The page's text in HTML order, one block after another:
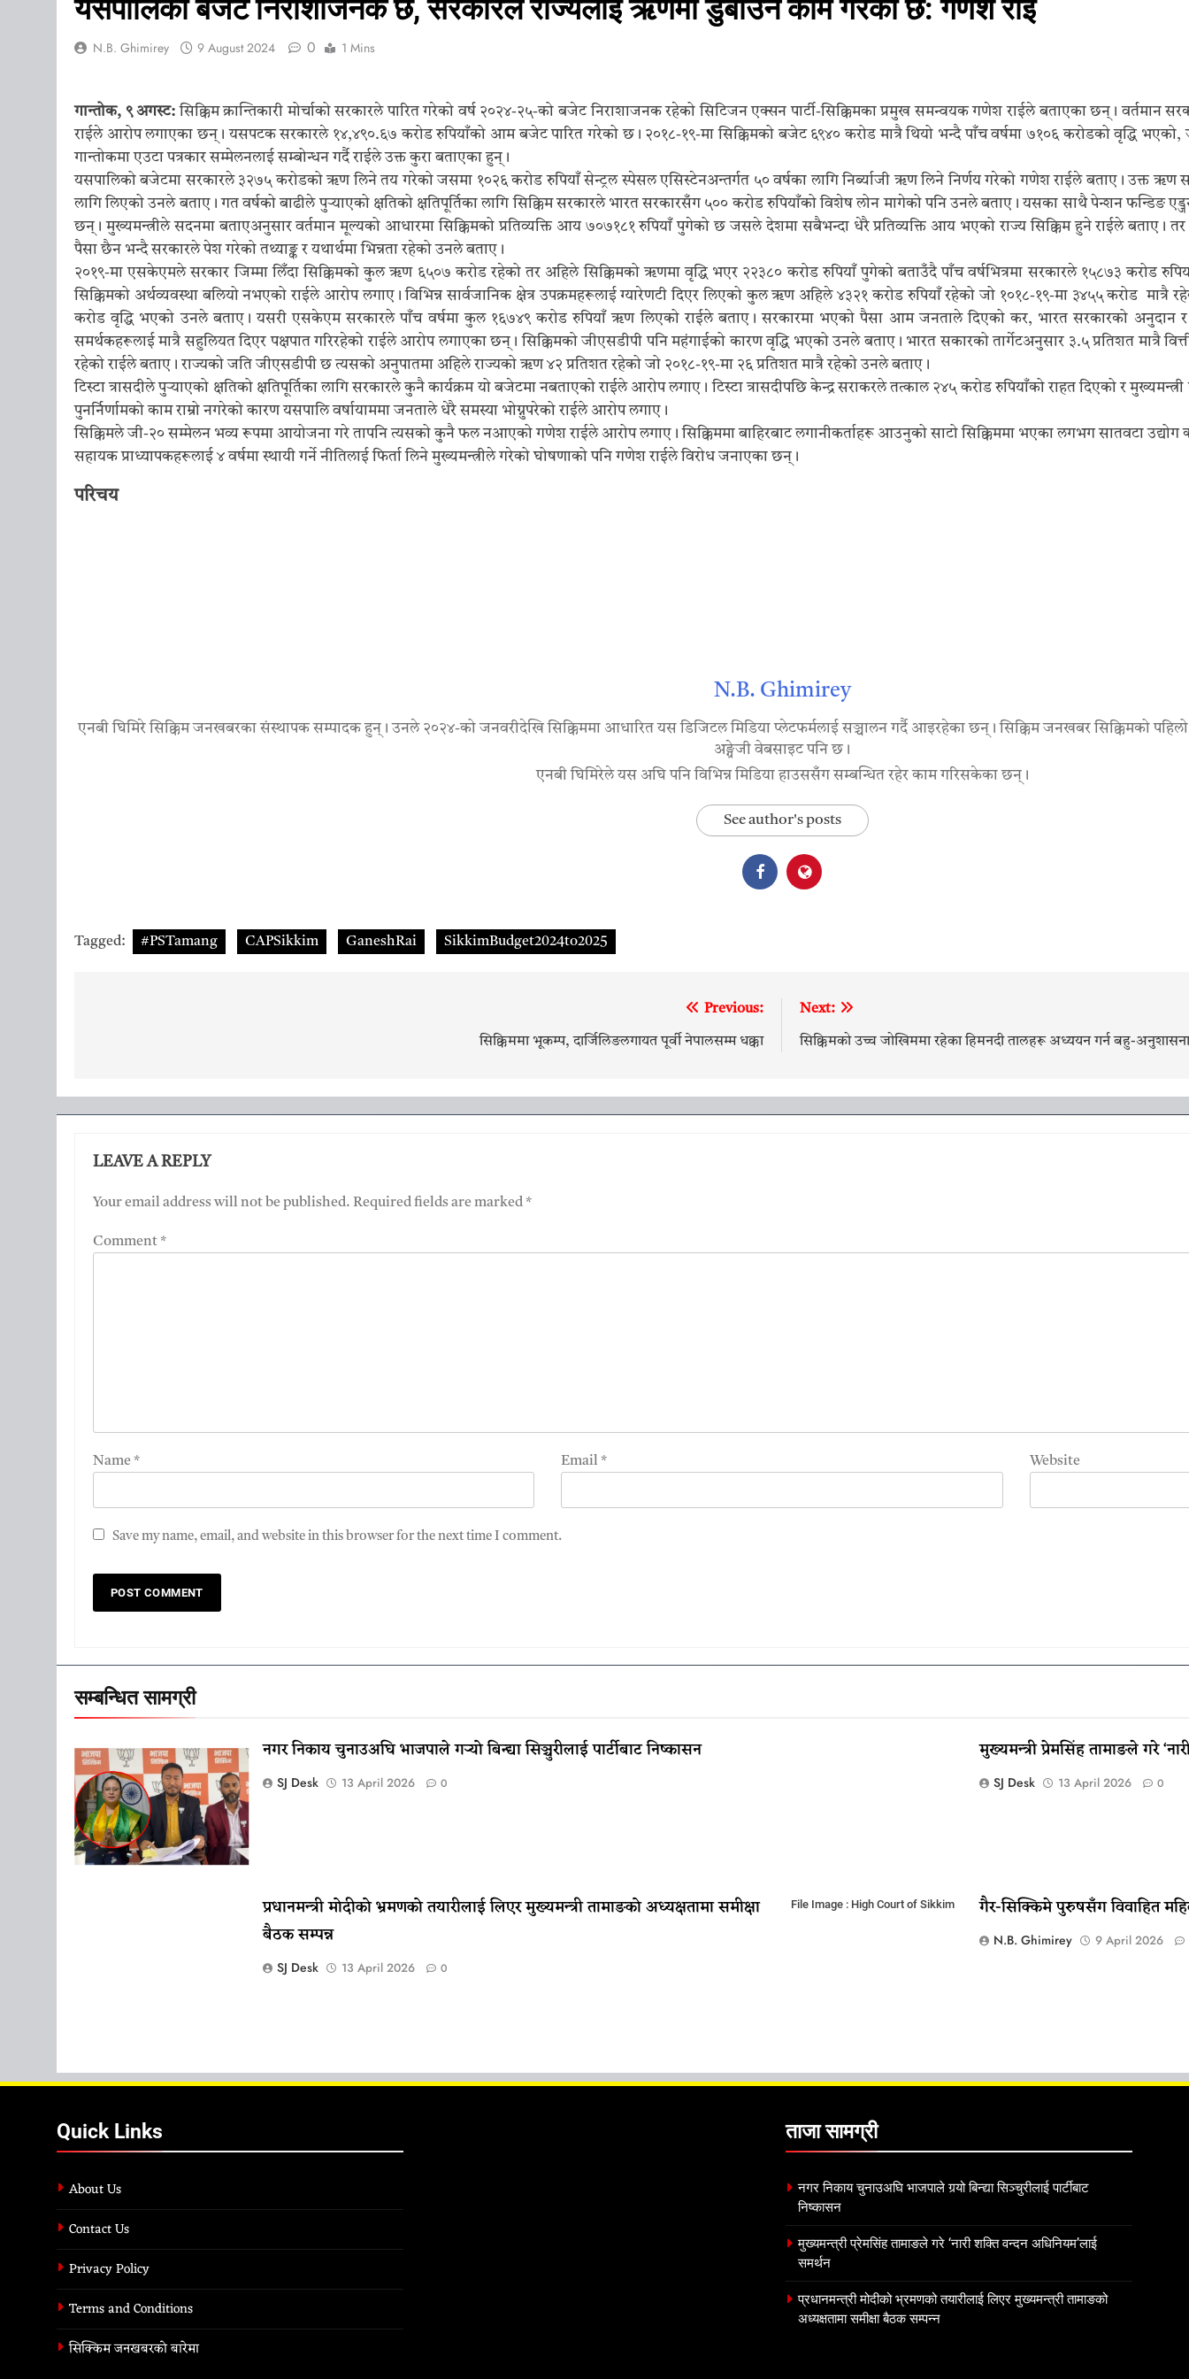
मुख्यमन्त्री तामाङले जनाए प्रि–बजेट बैठकमा सहभागी, राज्यका विकास प्राथमिकतामाथि जोड
मुख्यमन्त्री तामाङले गरे नयाँ दिल्लीमा उपराष्ट्रपति सीपी राधाकृष्णनसँग शिष्टाचार भेट
10 January 2026
मुख्यमन्त्री प्रेमसिंह तामाङले गरे नयाँ दिल्लीमा भाजपा राष्ट्रिय कार्यकारी अध्यक्ष नितिन नवीनसँग भेट
10 January 2026
मुख्यमन्त्री तामाङले गरे केन्द्रीय कानुन तथा न्याय राज्यमन्त्री अर्जुन राम मेघवालसँग नयाँ भेट
10 January 2026
यसपालिको बजेट निराशाजनक छ, सरकारले राज्यलाई ऋणमा डुबाउने काम गरेको छ: गणेश राई
N.B. Ghimirey 9 August 2024 0 1 Mins
गान्तोक, ९ अगस्ट:सिक्किम क्रान्तिकारी मोर्चाको सरकारले पारित गरेको वर्ष २०२४-२५-को बजेट निराशाजनक रहेको सिटिजन एक्सन पार्टी-सिक्किमका प्रमुख समन्वयक गणेश राईले बताएका छन्। वर्तमान
राईले आरोप लगाएका छन्। यसपटक सरकारले १४,४९०.६७ करोड रुपियाँको आम बजेट पारित गरेको छ। २०१८-१९-मा सिक्किमको बजेट ६९४० करोड मात्रै थियो भन्दै पाँच वर्षमा ७१०६ करोडको वृद्धि
गान्तोकमा एउटा पत्रकार सम्मेलनलाई सम्बोन्धन गर्दै राईले उक्त कुरा बताएका हुन्।
यसपालिको बजेटमा सरकारले ३२७५ करोडको ऋण लिने तय गरेको जसमा १०२६ करोड रुपियाँ सेन्ट्रल स्पेसल एसिस्टेनअन्तर्गत ५० वर्षका लागि निर्ब्याजी ऋण लिने निर्णय गरेको गणेश राईले बताए। उक्त ऋण
लागि लिएको उनले बताए। गत वर्षको बाढीले पुऱ्याएको क्षतिको क्षतिपूर्तिका लागि सिक्किम सरकारले भारत सरकारसँग ५०० करोड रुपियाँको विशेष लोन मागेको पनि उनले बताए। यसका साथै पेन्शन फन्डिङ
छन्। मुख्यमन्त्रीले सदनमा बताएअनुसार वर्तमान मूल्यको आधारमा सिक्किमको प्रतिव्यक्ति आय ७०७१८१ रुपियाँ पुगेको छ जसले देशमा सबैभन्दा धेरै प्रतिव्यक्ति आय भएको राज्य सिक्किम हुने राईले बताए। तर
पैसा छैन भन्दै सरकारले पेश गरेको तथ्याङ्क र यथार्थमा भिन्नता रहेको उनले बताए।
२०१९-मा एसकेएमले सरकार जिम्मा लिँदा सिक्किमको कुल ऋण ६५०७ करोड रहेको तर अहिले सिक्किमको ऋणमा वृद्धि भएर २२३८० करोड रुपियाँ पुगेको बताउँदै पाँच वर्षभित्रमा सरकारले १५८७३ करोड
सिक्किमको अर्थव्यवस्था बलियो नभएको राईले आरोप लगाए। विभिन्न सार्वजानिक क्षेत्र उपक्रमहरूलाई ग्यारेणटी दिएर लिएको कुल ऋण अहिले ४३२१ करोड रुपियाँ रहेको जो १०१८-१९-मा ३४५५ करोड मात्रै
करोड वृद्धि भएको उनले बताए। यसरी एसकेएम सरकारले पाँच वर्षमा कुल १६७४९ करोड रुपियाँ ऋण लिएको राईले बताए। सरकारमा भएको पैसा आम जनताले दिएको कर, भारत सरकारको
समर्थकहरूलाई मात्रै सहुलियत दिएर पक्षपात गरिरहेको राईले आरोप लगाएका छन्। सिक्किमको जीएसडीपी पनि महंगाईको कारण वृद्धि भएको उनले बताए। भारत सकारको तार्गेटअनुसार ३.५ प्रतिशत मात्रै
रहेको राईले बताए। राज्यको जति जीएसडीपी छ त्यसको अनुपातमा अहिले राज्यको ऋण ४२ प्रतिशत रहेको जो २०१८-१९-मा २६ प्रतिशत मात्रै रहेको उनले बताए।
टिस्टा त्रासदीले पुऱ्याएको क्षतिको क्षतिपूर्तिका लागि सरकारले कुनै कार्यक्रम यो बजेटमा नबताएको राईले आरोप लगाए। टिस्टा त्रासदीपछि केन्द्र सराकरले तत्काल २४५ करोड रुपियाँको राहत दिएको र
पुनर्निर्णामको काम राम्रो नगरेको कारण यसपालि वर्षायाममा जनताले धेरै समस्या भोग्नुपरेको राईले आरोप लगाए।
सिक्किमले जी-२० सम्मेलन भव्य रूपमा आयोजना गरे तापनि त्यसको कुनै फल नआएको गणेश राईले आरोप लगाए। सिक्किममा बाहिरबाट लगानीकर्ताहरू आउनुको साटो सिक्किममा भएका लगभग सातवटा
सहायक प्राध्यापकहरूलाई ४ वर्षमा स्थायी गर्ने नीतिलाई फिर्ता लिने मुख्यमन्त्रीले गरेको घोषणाको पनि गणेश राईले विरोध जनाएका छन्।
परिचय
N.B. Ghimirey
एनबी घिमिरे सिक्किम जनखबरका संस्थापक सम्पादक हुन्। उनले २०२४-को जनवरीदेखि सिक्किममा आधारित यस डिजिटल मिडिया प्लेटफर्मलाई सञ्चालन गर्दै आइरहेका छन्। सिक्किम जनखबर सिक्किमको पहिलो
अङ्ग्रेजी वेबसाइट पनि छ।
एनबी घिमिरेले यस अघि पनि विभिन्न मिडिया हाउससँग सम्बन्धित रहेर काम गरिसकेका छन्।
See author's posts
Tagged: #PSTamang CAPSikkim GaneshRai SikkimBudget2024to2025
Previous:
सिक्किममा भूकम्प, दार्जिलिङलगायत पूर्वी नेपालसम्म धक्का
Next:
सिक्किमको उच्च जोखिममा रहेका हिमनदी तालहरू अध्ययन गर्न बहु-
LEAVE A REPLY
Your email address will not be published. Required fields are marked*
Comment*
Name* Email* Website
Save my name, email, and website in this browser for the next time I comment.
सम्बन्धित सामग्री
नगर निकाय चुनाउअघि भाजपाले गर्‍यो बिन्द्या सिञ्चुरीलाई पार्टीबाट निष्कासन
SJ Desk 13 April 2026 0
मुख्यमन्त्री प्रेमसिंह तामाङले गरे
SJ Desk 13 April 2026 0
प्रधानमन्त्री मोदीको भ्रमणको तयारीलाई लिएर मुख्यमन्त्री तामाङको अध्यक्षतामा समीक्षा
बैठक सम्पन्न
SJ Desk 13 April 2026 0
File Image : High Court of Sikkim गैर-सिक्किमे पुरुषसँग विवाहित
N.B. Ghimirey 9 April 2026
Quick Links
About Us
Contact Us
Privacy Policy
Terms and Conditions
सिक्किम जनखबरको बारेमा
ताजा सामग्री
नगर निकाय चुनाउअघि भाजपाले गर्‍यो बिन्द्या सिञ्चुरीलाई पार्टीबाट
निष्कासन
मुख्यमन्त्री प्रेमसिंह तामाङले गरे ‘नारी शक्ति वन्दन अधिनियम’लाई
समर्थन
प्रधानमन्त्री मोदीको भ्रमणको तयारीलाई लिएर मुख्यमन्त्री तामाङको
अध्यक्षतामा समीक्षा बैठक सम्पन्न